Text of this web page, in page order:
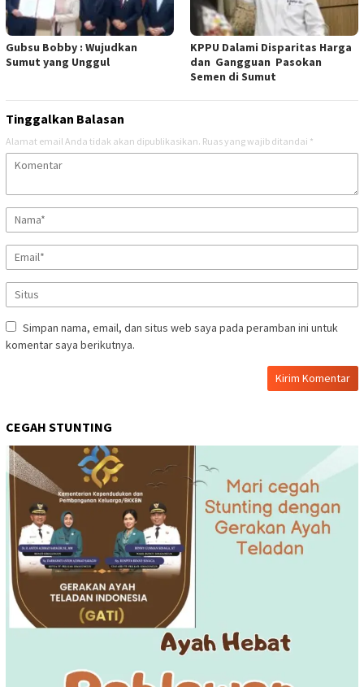
Gubsu Bobby : Wujudkan
Sumut yang Unggul
KPPU Dalami Disparitas Harga
dan Gangguan Pasokan
Semen di Sumut
Tinggalkan Balasan
Alamat email Anda tidak akan dipublikasikan. Ruas yang wajib ditandai *
Simpan nama, email, dan situs web saya pada peramban ini untuk
komentar saya berikutnya.
CEGAH STUNTING